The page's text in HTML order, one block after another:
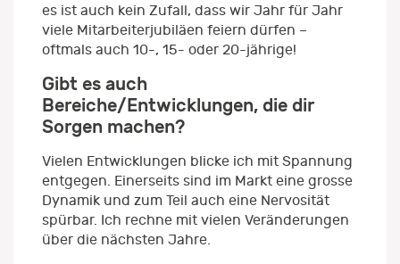
es ist auch kein Zufall, dass wir Jahr für Jahr
viele Mitarbeiterjubiläen feiern dürfen –
oftmals auch 10-, 15- oder 20-jährige!
Gibt es auch
Bereiche/Entwicklungen, die dir
Sorgen machen?
Vielen Entwicklungen blicke ich mit Spannung
entgegen. Einerseits sind im Markt eine grosse
Dynamik und zum Teil auch eine Nervosität
spürbar. Ich rechne mit vielen Veränderungen
über die nächsten Jahre.